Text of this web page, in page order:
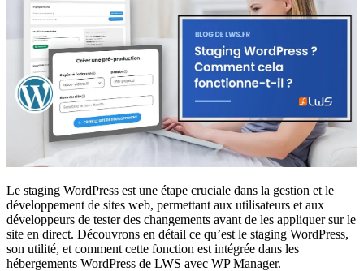
Le staging WordPress est une étape cruciale dans la gestion et le
développement de sites web, permettant aux utilisateurs et aux
développeurs de tester des changements avant de les appliquer sur le
site en direct. Découvrons en détail ce qu’est le staging WordPress,
son utilité, et comment cette fonction est intégrée dans les
hébergements WordPress de LWS avec WP Manager.